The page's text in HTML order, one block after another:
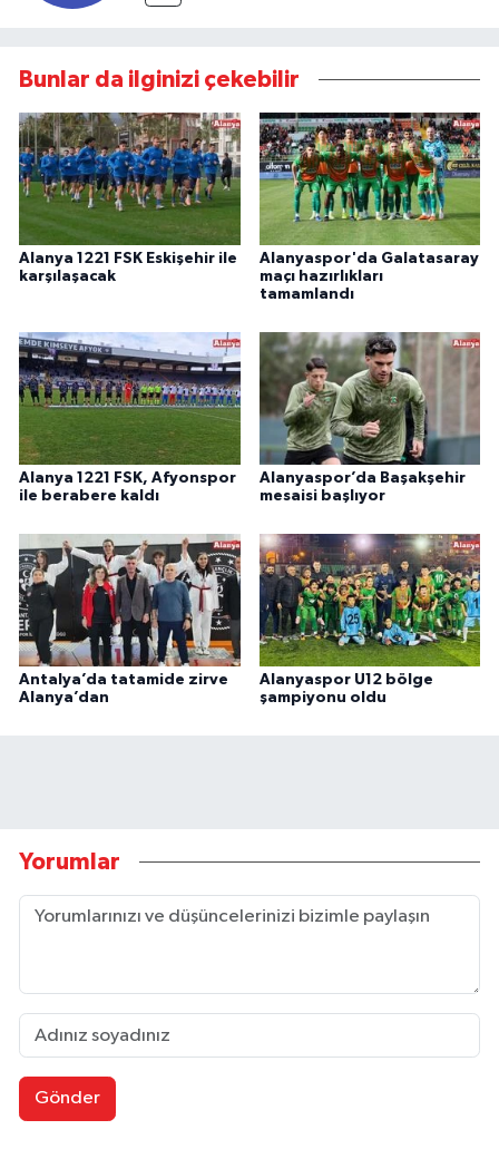
Bunlar da ilginizi çekebilir
Alanya 1221 FSK Eskişehir ile
karşılaşacak
Alanyaspor'da Galatasaray
maçı hazırlıkları
tamamlandı
Alanya 1221 FSK, Afyonspor
ile berabere kaldı
Alanyaspor’da Başakşehir
mesaisi başlıyor
Antalya’da tatamide zirve
Alanya’dan
Alanyaspor U12 bölge
şampiyonu oldu
Yorumlar
Gönder